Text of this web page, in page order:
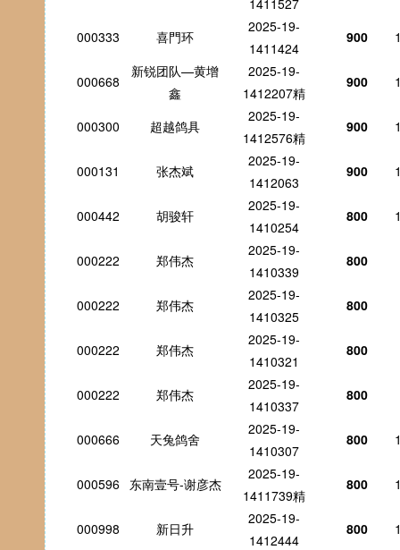
1411527
000333 喜門环
2025-19-
1411424
900
000668
新锐团队—黄增
鑫
2025-19-
1412207精
900
000300 超越鸽具
2025-19-
1412576精
900
000131 张杰斌
2025-19-
1412063
900
000442 胡骏轩
2025-19-
1410254
800
000222 郑伟杰
2025-19-
1410339
800
000222 郑伟杰
2025-19-
1410325
800
000222 郑伟杰
2025-19-
1410321
800
000222 郑伟杰
2025-19-
1410337
800
000666 天兔鸽舍
2025-19-
1410307
800
000596 东南壹号-谢彦杰
2025-19-
1411739精
800
000998 新日升
2025-19-
1412444
800